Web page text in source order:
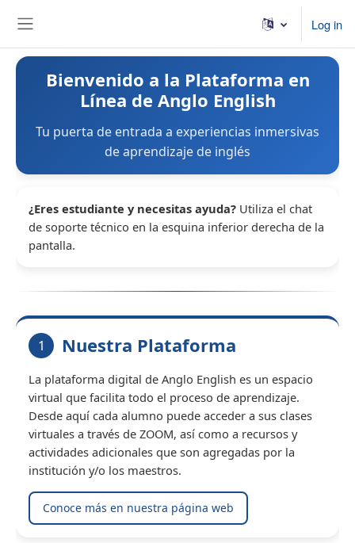
Log in
Bienvenido a la Plataforma en
Línea de Anglo English
Tu puerta de entrada a experiencias inmersivas
de aprendizaje de inglés
¿Eres estudiante y necesitas ayuda? Utiliza el chat
de soporte técnico en la esquina inferior derecha de la
pantalla.
1 Nuestra Plataforma
La plataforma digital de Anglo English es un espacio
virtual que facilita todo el proceso de aprendizaje.
Desde aquí cada alumno puede acceder a sus clases
virtuales a través de ZOOM, así como a recursos y
actividades adicionales que son agregadas por la
institución y/o los maestros.
Conoce más en nuestra página web